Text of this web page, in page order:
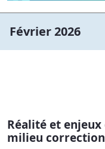
Février 2026
Réalité et
milieu